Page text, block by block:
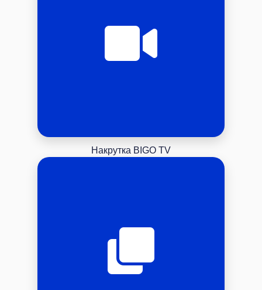
Накрутка BIGO TV